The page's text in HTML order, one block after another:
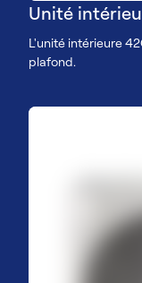
Unité
L'unité intérieure
plafond.